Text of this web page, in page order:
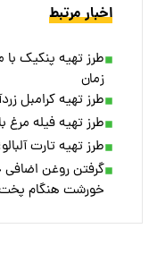
اخبار مرتبط
طرز تهیه پنکیک
زمان
طرز تهیه کرامبل
طرز تهیه فیله
طرز تهیه تارت
گرفتن روغن
خورشت هنگام پخت + ۱۰ نکته